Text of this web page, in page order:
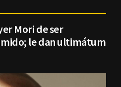
Mori de ser
le dan ultimátum